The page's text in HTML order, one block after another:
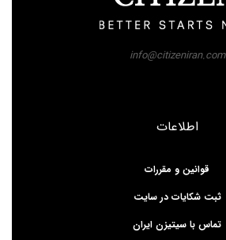
info@citizeniran.com
اطلاعات
قوانین و مقررات
ثبت شکایات در سایت
تماس با سیتیزن ایران